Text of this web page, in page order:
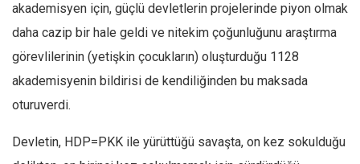
akademisyen için, güçlü devletlerin projelerinde piyon olmak
daha cazip bir hale geldi ve nitekim çoğunluğunu araştırma
görevlilerinin (yetişkin çocukların) oluşturduğu 1128
akademisyenin bildirisi de kendiliğinden bu maksada
oturuverdi.
Devletin, HDP=PKK ile yürüttüğü savaşta, on kez sokulduğu